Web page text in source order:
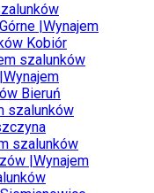
Wynajem
Kobiór
szalunków
Wynajem
Bieruń
szalunków
szalunków
Wynajem